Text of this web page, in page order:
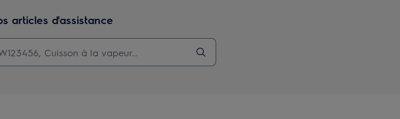
articles d'assistance